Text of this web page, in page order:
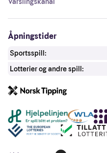
Åpningstider
Sportsspill:
Lotterier og andre spill:
Andre lenker